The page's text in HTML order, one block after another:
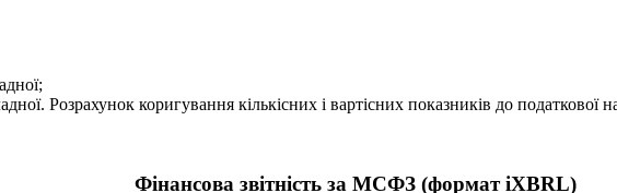
Розрахунок коригування кількісних і вартісних показників до податкової
Фінансова звітність за МСФЗ (формат iXBRL)